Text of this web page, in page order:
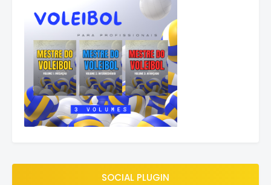
SOCIAL PLUGIN